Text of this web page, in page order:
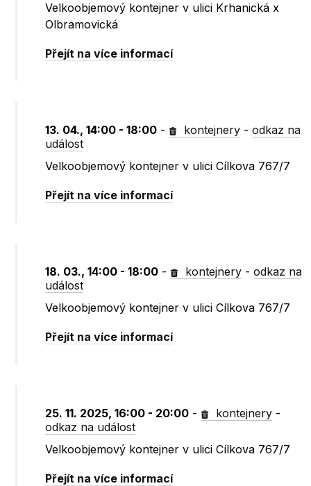
Velkoobjemový kontejner v ulici Krhanická x
Olbramovická
Přejít na více informací
13. 04., 14:00 - 18:00 - kontejnery -odkaz na
událost
Velkoobjemový kontejner v ulici Cílkova 767/7
Přejít na více informací
18. 03., 14:00 - 18:00 - kontejnery -odkaz na
událost
Velkoobjemový kontejner v ulici Cílkova 767/7
Přejít na více informací
25. 11. 2025, 16:00 - 20:00 - kontejnery -
odkaz na událost
Velkoobjemový kontejner v ulici Cílkova 767/7
Přejít na více informací